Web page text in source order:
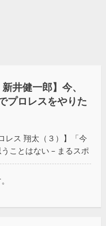
井健一郎】今、
プロレスをやりた
レス 翔太（３）】「今
ことはない – まるスポ